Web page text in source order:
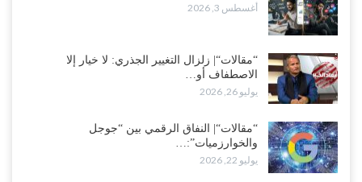
أغسطس 3, 2026
“مقالات“| زلزال التغيير الجذري: لا خيار إلا
الاصطفاف أو…
يوليو 26, 2026
“مقالات“| النفاق الرقمي بين “جوجل
والخوارزميات”:…
يوليو 22, 2026